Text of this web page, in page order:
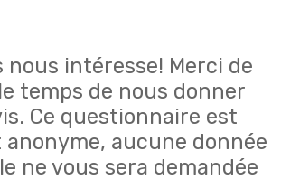
nous intéresse! Merci de
temps de nous donner
Ce questionnaire est
aucune donnée
ne vous sera demandée